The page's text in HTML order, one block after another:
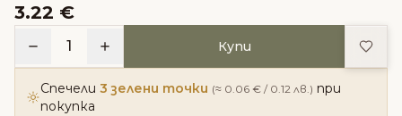
3.22 €
1 Купи
Спечели 3 зелени точки (≈ 0.06 € / 0.12 лв.) при
покупка